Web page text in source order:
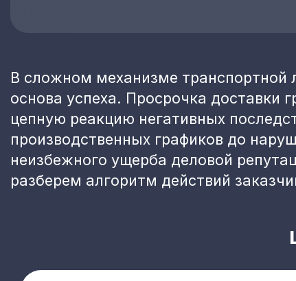
В сложном механизме транспортной
основа успеха. Просрочка доставки
цепную реакцию негативных
производственных графиков до
неизбежного ущерба деловой
разберем алгоритм действий